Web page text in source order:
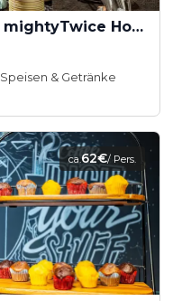
Ganztagespauschale im mightyTwice Hotel Dresden
Speisen & Getränke
ca.62€/ Pers.